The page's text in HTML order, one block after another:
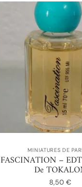
MINIATURES DE
FASCINATION –
De
8,50€